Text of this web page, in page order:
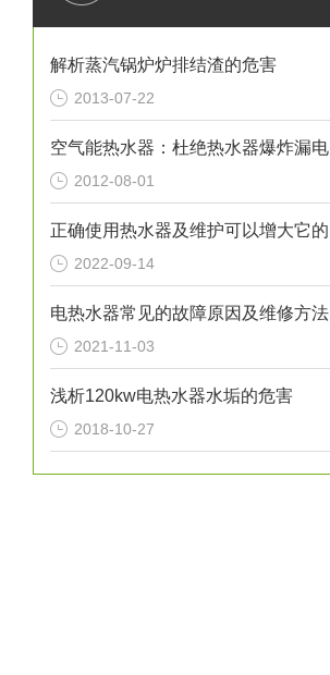
解析蒸汽锅炉炉排结渣的危害
2013-07-22
2012-08-01
2022-09-14
电热水器常见的故障原因及维修方法
2021-11-03
浅析120kw电热水器水垢的危害
2018-10-27